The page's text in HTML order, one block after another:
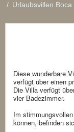
/ Urlaubsvillen Boca
Diese wunderbare
verfügt über einen
Die Villa verfügt
vier Badezimmer.
Im
können, befinden